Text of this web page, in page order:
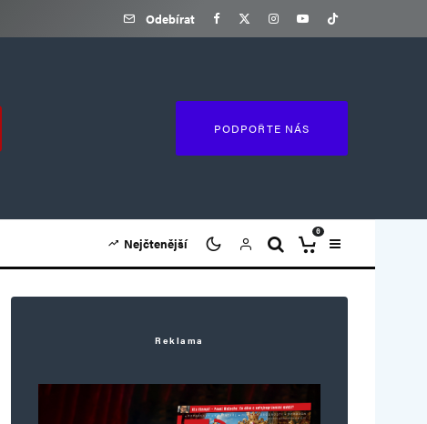
Odebírat
PODPOŘTE NÁS
Nejčtenější
0
Reklama